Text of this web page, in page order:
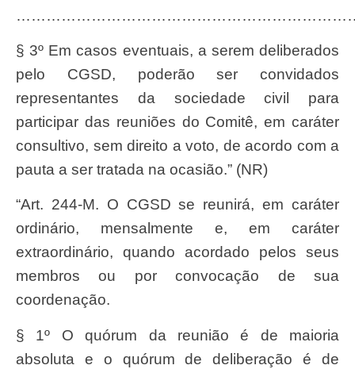
§ 3º Em casos eventuais, a serem deliberados
pelo CGSD, poderão ser convidados
representantes da sociedade civil para
participar das reuniões do Comitê, em caráter
consultivo, sem direito a voto, de acordo com a
pauta a ser tratada na ocasião.” (NR)
“Art. 244-M. O CGSD se reunirá, em caráter
ordinário, mensalmente e, em caráter
extraordinário, quando acordado pelos seus
membros ou por convocação de sua
coordenação.
§ 1º O quórum da reunião é de maioria
absoluta e o quórum de deliberação é de